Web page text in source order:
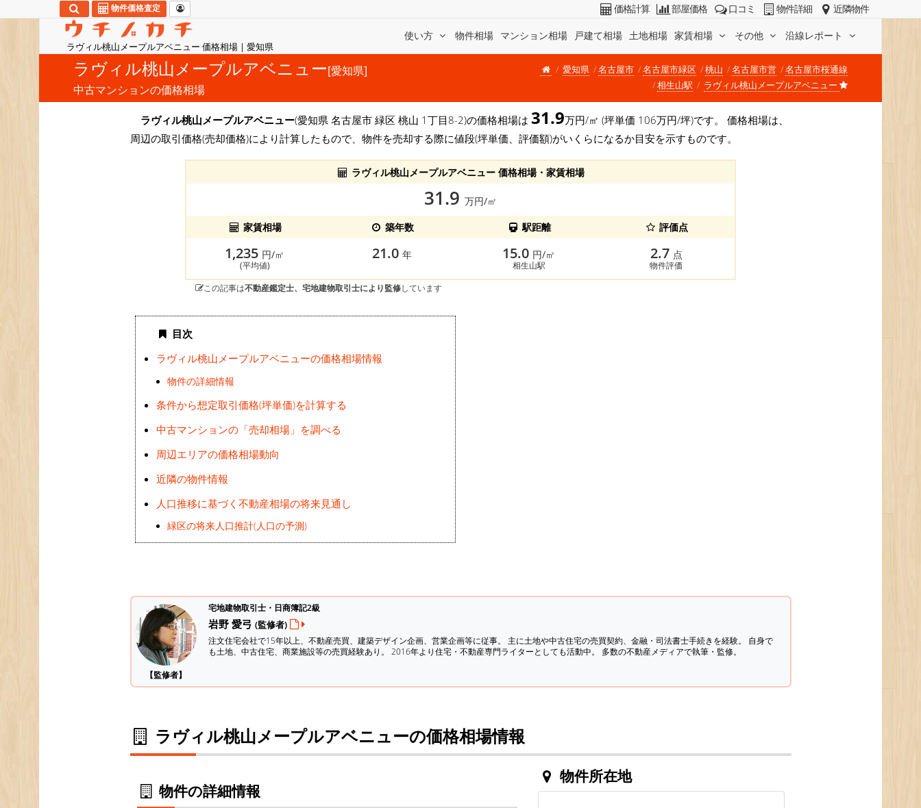
ラヴィル桃山メープルアベニュー 価格相場 | 愛知県
使い方 物件相場 マンション相場 戸建て相場 土地相場 家賃相場 その他 沿線レポート
物件価格査定 価格計算 部屋価格 口コミ 物件詳細 近隣物件
ラヴィル桃山メープルアベニュー[愛知県]
中古マンションの価格相場
愛知県 名古屋市 名古屋市緑区 桃山 名古屋市営
名古屋市桜通線
相生山駅
ラヴィル桃山メープルアベニュー
ラヴィル桃山メープルアベニュー(愛知県 名古屋市 緑区 桃山 1丁目8-2)の価格相場は 31.9万円/㎡ (坪単価 106万円/坪)です。 価格相場は、
周辺の取引価格(売却価格)により計算したもので、物件を売却する際に値段(坪単価、評価額)がいくらになるか目安を示すものです。
ラヴィル桃山メープルアベニュー 価格相場・家賃相場
31.9 万円/㎡
家賃相場
築年数 駅距離 評価点
1,235 円/㎡
(平均値)
21.0 年 15.0 円/㎡
相生山駅
2.7 点
物件評価
この記事は不動産鑑定士、宅地建物取引士により監修しています
目次
ラヴィル桃山メープルアベニューの価格相場情報
物件の詳細情報
条件から想定取引価格(坪単価)を計算する
中古マンションの「売却相場」を調べる
周辺エリアの価格相場動向
近隣の物件情報
人口推移に基づく不動産相場の将来見通し
緑区の将来人口推計(人口の予測)
【監修者】
宅地建物取引士・日商簿記2級
岩野 愛弓 (監修者)
注文住宅会社で15年以上、不動産売買、建築デザイン企画、営業企画等に従事。 主に土地や中古住宅の売買契約、金融・司法書士手続きを経験。 自身で
も土地、中古住宅、商業施設等の売買経験あり。 2016年より住宅・不動産専門ライターとしても活動中。 多数の不動産メディアで執筆・監修。
ラヴィル桃山メープルアベニューの価格相場情報
物件の詳細情報
物件所在地